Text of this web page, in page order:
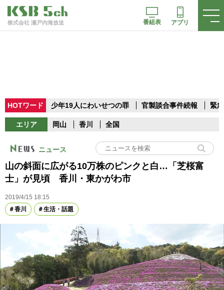
株式会社 瀬戸内海放送 番組表 アプリ
HOTワード 少年19人にわいせつの罪 官製談合事件続報 緊
エリア 岡山 香川 全国
ニュース
山の斜面に広がる10万株のピンクと白…「芝桜富
士」が見頃 香川・東かがわ市
2019/4/15 18:15
香川
生活・話題